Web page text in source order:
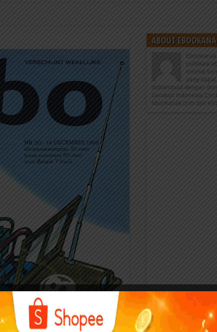
ABOUT
publikasi
orisinal
yang
didownload dengan
Gerakan Indonesia
ebookanak.com dan